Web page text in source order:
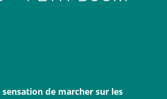
sensation de marcher sur les